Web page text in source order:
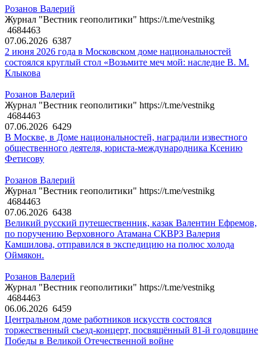
Розанов Валерий
Журнал "Вестник геополитики" https://t.me/vestnikg
4684463
07.06.2026 6387
2 июня 2026 года в Московском доме национальностей
состоялся круглый стол «Возьмите меч мой: наследие В. М.
Клыкова
Розанов Валерий
Журнал "Вестник геополитики" https://t.me/vestnikg
4684463
07.06.2026 6429
В Москве, в Доме национальностей, наградили известного
общественного деятеля, юриста-международника Ксению
Фетисову
Розанов Валерий
Журнал "Вестник геополитики" https://t.me/vestnikg
4684463
07.06.2026 6438
Великий русский путешественник, казак Валентин Ефремов,
по поручению Верховного Атамана СКВРЗ Валерия
Камшилова, отправился в экспедицию на полюс холода
Оймякон.
Розанов Валерий
Журнал "Вестник геополитики" https://t.me/vestnikg
4684463
06.06.2026 6459
Центральном доме работников искусств состоялся
торжественный съезд-концерт, посвящённый 81-й годовщине
Победы в Великой Отечественной войне